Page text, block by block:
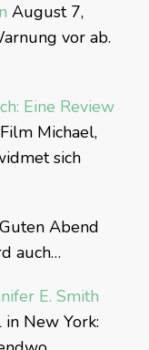
August 7,
vor ab.
Eine Review
Michael,
sich
Guten Abend
auch…
E. Smith
New York: